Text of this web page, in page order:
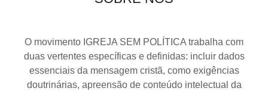
O movimento IGREJA SEM POLÍTICA trabalha com
duas vertentes específicas e definidas: incluir dados
essenciais da mensagem cristã, como exigências
doutrinárias, apreensão de conteúdo intelectual da